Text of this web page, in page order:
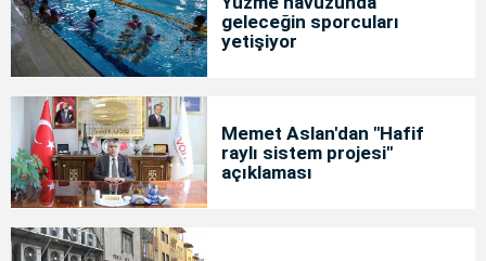
geleceğin sporcuları
yetişiyor
Memet Aslan'dan "Hafif
raylı sistem projesi"
açıklaması